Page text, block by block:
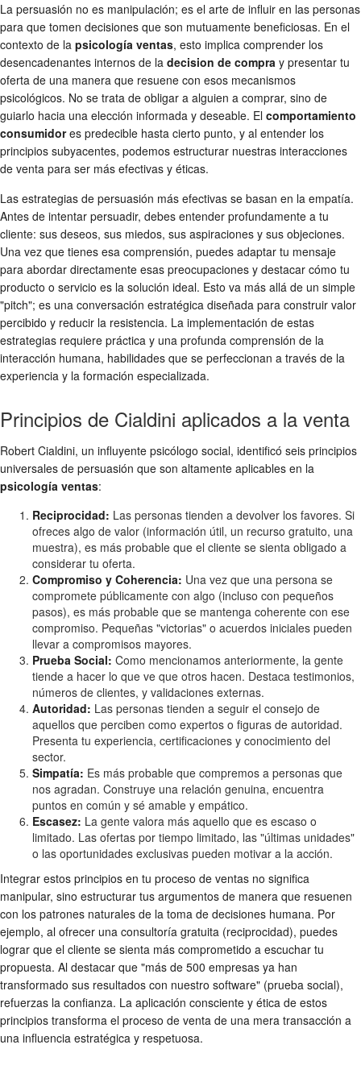
La persuasión no es manipulación; es el arte de influir en las personas
para que tomen decisiones que son mutuamente beneficiosas. En el
contexto de la psicología ventas, esto implica comprender los
desencadenantes internos de la decision de compra y presentar tu
oferta de una manera que resuene con esos mecanismos
psicológicos. No se trata de obligar a alguien a comprar, sino de
guiarlo hacia una elección informada y deseable. El comportamiento
consumidores predecible hasta cierto punto, y al entender los
principios subyacentes, podemos estructurar nuestras interacciones
de venta para ser más efectivas y éticas.
Las estrategias de persuasión más efectivas se basan en la empatía.
Antes de intentar persuadir, debes entender profundamente a tu
cliente: sus deseos, sus miedos, sus aspiraciones y sus objeciones.
Una vez que tienes esa comprensión, puedes adaptar tu mensaje
para abordar directamente esas preocupaciones y destacar cómo tu
producto o servicio es la solución ideal. Esto va más allá de un simple
"pitch"; es una conversación estratégica diseñada para construir valor
percibido y reducir la resistencia. La implementación de estas
estrategias requiere práctica y una profunda comprensión de la
interacción humana, habilidades que se perfeccionan a través de la
experiencia y la formación especializada.
Principios de Cialdini aplicados a la venta
Robert Cialdini, un influyente psicólogo social, identificó seis principios
universales de persuasión que son altamente aplicables en la
psicología ventas:
Reciprocidad: Las personas tienden a devolver los favores. Si
ofreces algo de valor (información útil, un recurso gratuito, una
muestra), es más probable que el cliente se sienta obligado a
considerar tu oferta.
Compromiso y Coherencia: Una vez que una persona se
compromete públicamente con algo (incluso con pequeños
pasos), es más probable que se mantenga coherente con ese
compromiso. Pequeñas "victorias" o acuerdos iniciales pueden
llevar a compromisos mayores.
Prueba Social: Como mencionamos anteriormente, la gente
tiende a hacer lo que ve que otros hacen. Destaca testimonios,
números de clientes, y validaciones externas.
Autoridad: Las personas tienden a seguir el consejo de
aquellos que perciben como expertos o figuras de autoridad.
Presenta tu experiencia, certificaciones y conocimiento del
sector.
Simpatía: Es más probable que compremos a personas que
nos agradan. Construye una relación genuina, encuentra
puntos en común y sé amable y empático.
Escasez: La gente valora más aquello que es escaso o
limitado. Las ofertas por tiempo limitado, las "últimas unidades"
o las oportunidades exclusivas pueden motivar a la acción.
Integrar estos principios en tu proceso de ventas no significa
manipular, sino estructurar tus argumentos de manera que resuenen
con los patrones naturales de la toma de decisiones humana. Por
ejemplo, al ofrecer una consultoría gratuita (reciprocidad), puedes
lograr que el cliente se sienta más comprometido a escuchar tu
propuesta. Al destacar que "más de 500 empresas ya han
transformado sus resultados con nuestro software" (prueba social),
refuerzas la confianza. La aplicación consciente y ética de estos
principios transforma el proceso de venta de una mera transacción a
una influencia estratégica y respetuosa.